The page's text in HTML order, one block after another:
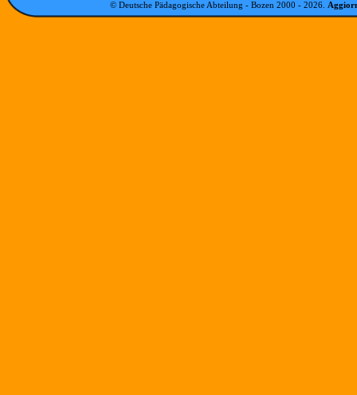
© Deutsche Pädagogische Abteilung - Bozen 2000 - 2026